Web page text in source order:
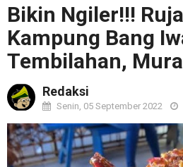
Bikin Ngiler!!!
Kampung Bang
Tembilahan,
Redaksi
Senin, 05 September 2022